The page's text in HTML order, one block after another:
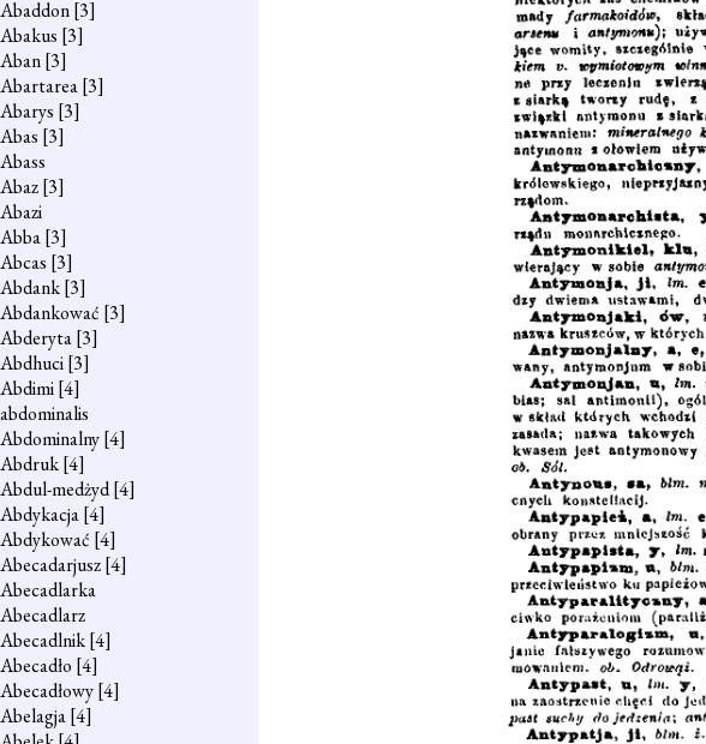
Abaddon[3]
Abakus [3]
Aban[3]
Abartarea[3]
Abarys [3]
Abas [3]
Abass
Abaz[3]
Abazi
Abba[3]
Abcas [3]
Abdank[3]
Abdankować [3]
Abderyta[3]
Abdhuci[3]
Abdimi[4]
abdominalis
Abdominalny[4]
Abdruk[4]
Abdul-medżyd[4]
Abdykacja[4]
Abdykować [4]
Abecadarjusz[4]
Abecadlarka
Abecadlarz
Abecadlnik[4]
Abecadło [4]
Abecadłowy[4]
Abelagja[4]